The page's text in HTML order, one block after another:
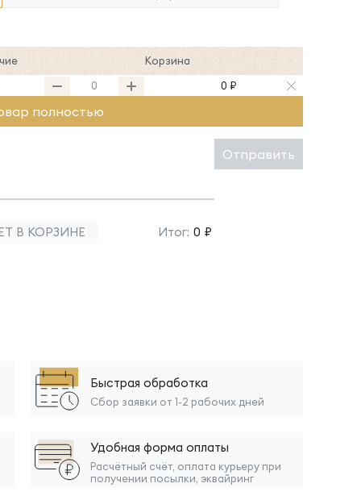
Корзина
0 ₽
полностью
Отправить
В КОРЗИНЕ Итог: 0 ₽
Быстрая обработка
Сбор заявки от 1-2 рабочих дней
Удобная форма оплаты
Расчётный счёт, оплата курьеру при
получении посылки, эквайринг